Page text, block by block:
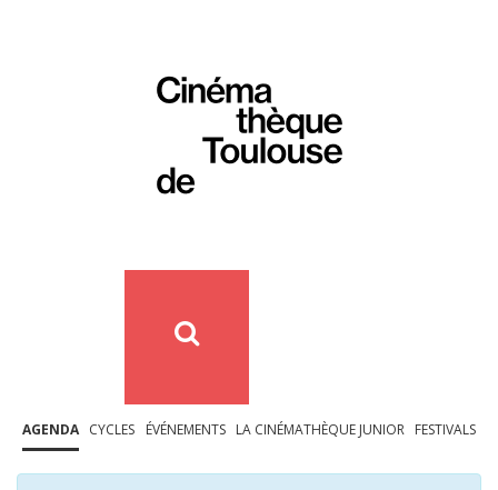
AGENDA CYCLES ÉVÉNEMENTS LA CINÉMATHÈQUE JUNIOR FESTIVALS